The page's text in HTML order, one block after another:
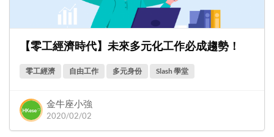
【零工經濟時代】未來多元化工作必成趨勢！
零工經濟 自由工作 多元身份 Slash 學堂
金牛座小強
2020/02/02